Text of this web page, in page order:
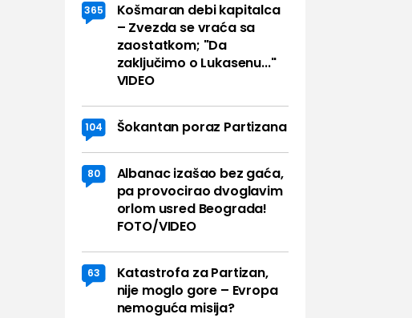
365
Košmaran debi kapitalca
– Zvezda se vraća sa
zaostatkom; "Da
zaključimo o Lukasenu..."
VIDEO
104 Šokantan poraz Partizana
80
Albanac izašao bez gaća,
pa provocirao dvoglavim
orlom usred Beograda!
FOTO/VIDEO
63
Katastrofa za Partizan,
nije moglo gore – Evropa
nemoguća misija?